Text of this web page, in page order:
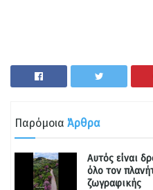
Παρόμοια Άρθρα
Αυτός είναι
όλο τον
ζωγραφικής